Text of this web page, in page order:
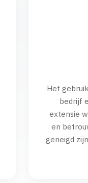
Het
bedrijf
extensie
en
geneigd